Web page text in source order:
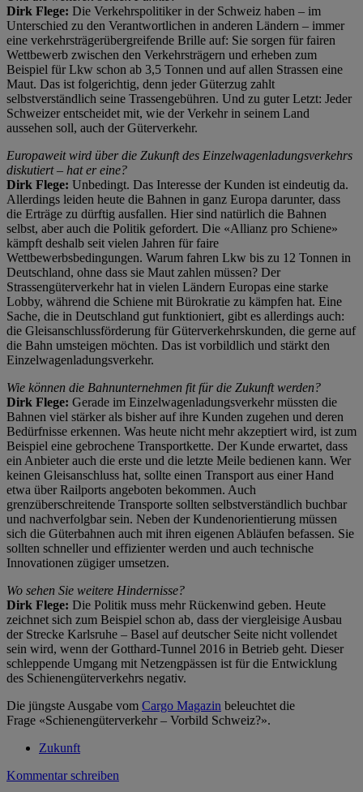
Dirk Flege: Die Verkehrspolitiker in der Schweiz haben – im
Unterschied zu den Verantwortlichen in anderen Ländern – immer
eine verkehrsträgerübergreifende Brille auf: Sie sorgen für fairen
Wettbewerb zwischen den Verkehrsträgern und erheben zum
Beispiel für Lkw schon ab 3,5 Tonnen und auf allen Strassen eine
Maut. Das ist folgerichtig, denn jeder Güterzug zahlt
selbstverständlich seine Trassengebühren. Und zu guter Letzt: Jeder
Schweizer entscheidet mit, wie der Verkehr in seinem Land
aussehen soll, auch der Güterverkehr.
Europaweit wird über die Zukunft des Einzelwagenladungsverkehrs
diskutiert – hat er eine?
Dirk Flege: Unbedingt. Das Interesse der Kunden ist eindeutig da.
Allerdings leiden heute die Bahnen in ganz Europa darunter, dass
die Erträge zu dürftig ausfallen. Hier sind natürlich die Bahnen
selbst, aber auch die Politik gefordert. Die «Allianz pro Schiene»
kämpft deshalb seit vielen Jahren für faire
Wettbewerbsbedingungen. Warum fahren Lkw bis zu 12 Tonnen in
Deutschland, ohne dass sie Maut zahlen müssen? Der
Strassengüterverkehr hat in vielen Ländern Europas eine starke
Lobby, während die Schiene mit Bürokratie zu kämpfen hat. Eine
Sache, die in Deutschland gut funktioniert, gibt es allerdings auch:
die Gleisanschlussförderung für Güterverkehrskunden, die gerne auf
die Bahn umsteigen möchten. Das ist vorbildlich und stärkt den
Einzelwagenladungsverkehr.
Wie können die Bahnunternehmen fit für die Zukunft werden?
Dirk Flege: Gerade im Einzelwagenladungsverkehr müssten die
Bahnen viel stärker als bisher auf ihre Kunden zugehen und deren
Bedürfnisse erkennen. Was heute nicht mehr akzeptiert wird, ist zum
Beispiel eine gebrochene Transportkette. Der Kunde erwartet, dass
ein Anbieter auch die erste und die letzte Meile bedienen kann. Wer
keinen Gleisanschluss hat, sollte einen Transport aus einer Hand
etwa über Railports angeboten bekommen. Auch
grenzüberschreitende Transporte sollten selbstverständlich buchbar
und nachverfolgbar sein. Neben der Kundenorientierung müssen
sich die Güterbahnen auch mit ihren eigenen Abläufen befassen. Sie
sollten schneller und effizienter werden und auch technische
Innovationen zügiger umsetzen.
Wo sehen Sie weitere Hindernisse?
Dirk Flege: Die Politik muss mehr Rückenwind geben. Heute
zeichnet sich zum Beispiel schon ab, dass der viergleisige Ausbau
der Strecke Karlsruhe – Basel auf deutscher Seite nicht vollendet
sein wird, wenn der Gotthard-Tunnel 2016 in Betrieb geht. Dieser
schleppende Umgang mit Netzengpässen ist für die Entwicklung
des Schienengüterverkehrs negativ.
Die jüngste Ausgabe vom Cargo Magazin beleuchtet die
Frage «Schienengüterverkehr – Vorbild Schweiz?».
Zukunft
Kommentar schreiben